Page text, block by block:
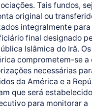
Tais fundos,
original ou
integralmente
final designado
Islâmica do Irã.
comprometem-se a
necessárias
da América e a
que será
para monitorar a